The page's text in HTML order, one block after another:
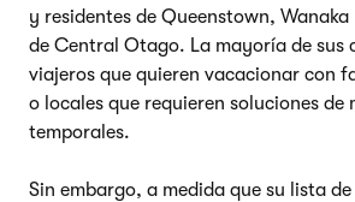
y residentes de Queenstown,
de Central Otago. La mayoría de sus
viajeros que quieren vacacionar con
o locales que requieren soluciones de
temporales.
Sin embargo, a medida que su lista